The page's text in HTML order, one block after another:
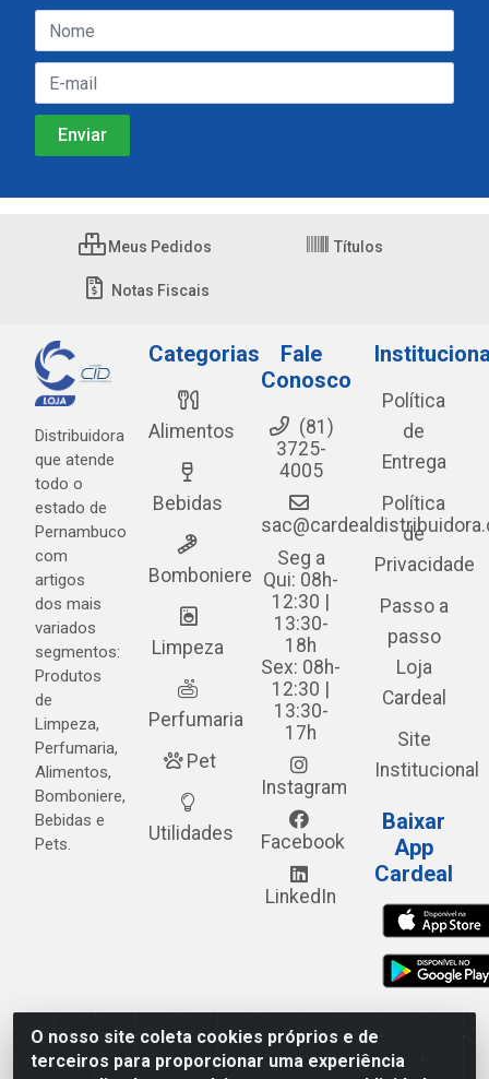
O nosso site coleta cookies próprios e de
terceiros para proporcionar uma experiência
Meus Pedidos Títulos
Notas Fiscais
Distribuidora
que atende
todo o
estado de
Pernambuco
com
artigos
dos mais
variados
segmentos:
Produtos
de
Limpeza,
Perfumaria,
Alimentos,
Bomboniere,
Bebidas e
Pets.
Categorias
Alimentos
Bebidas
Bomboniere
Limpeza
Perfumaria
Pet
Utilidades
Fale
Conosco
(81)
3725-
4005
Seg a
Qui: 08h-
12:30 |
13:30-
18h
Sex: 08h-
12:30 |
13:30-
17h
Instagram
Facebook
LinkedIn
Política
de
Entrega
Política
de
Privacidade
Passo a
passo
Loja
Cardeal
Site
Institucional
Baixar
App
Cardeal
Cardeal Distribuidora - Estrada Alto do Moura, 582 - Alto
do Moura - Caruaru/PE - CEP 55.040-120 - CNPJ